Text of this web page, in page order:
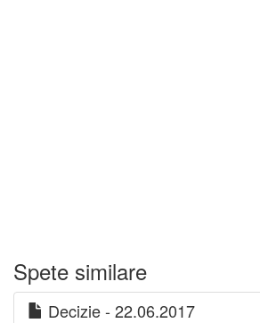
Spete similare
Decizie - 22.06.2017